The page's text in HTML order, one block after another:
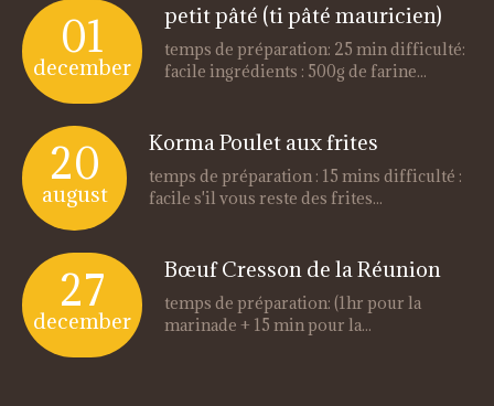
01
december
petit pâté (ti pâté mauricien)
temps de préparation: 25 min difficulté:
facile ingrédients : 500g de farine...
20
august
Korma Poulet aux frites
temps de préparation : 15 mins difficulté :
facile s'il vous reste des frites...
27
december
Bœuf Cresson de la Réunion
temps de préparation: (1hr pour la
marinade + 15 min pour la...